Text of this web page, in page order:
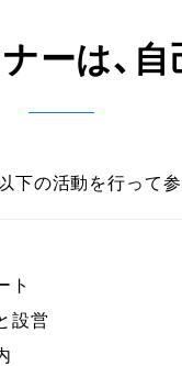
ーは、自
下の活動を行って
ト
設営